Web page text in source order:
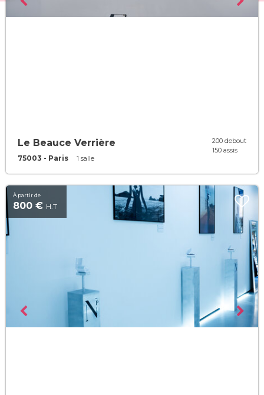
Le Beauce Verrière
75003 - Paris 1 salle
200 debout
150 assis
À partir de
800 € H.T